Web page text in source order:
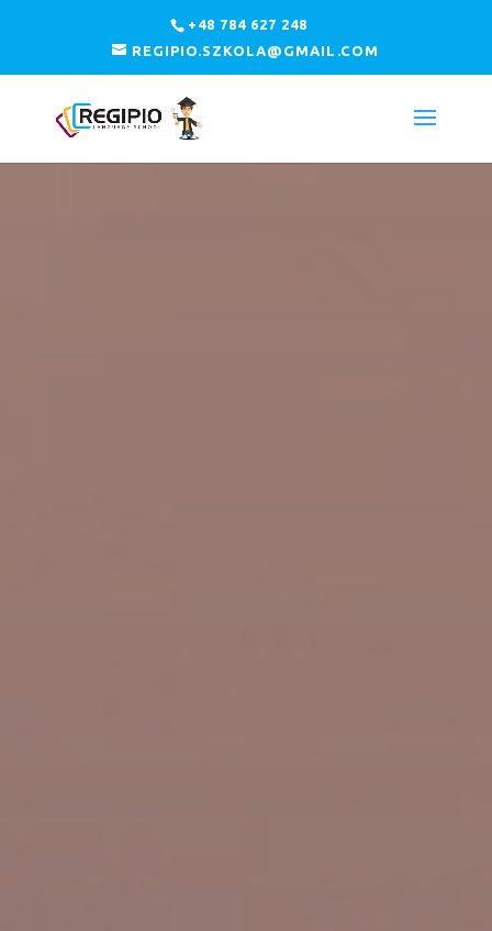
+48 784 627 248
REGIPIO.SZKOLA@GMAIL.COM